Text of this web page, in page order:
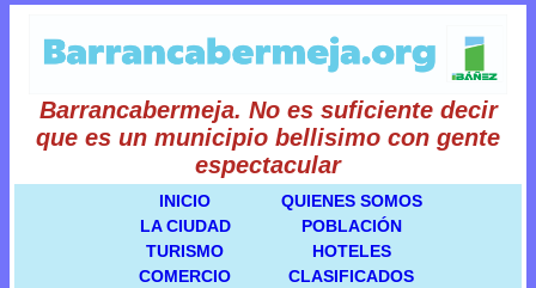
Barrancabermeja. No es suficiente decir
que es un municipio bellisimo con gente
espectacular
INICIO
QUIENES SOMOS
LA CIUDAD
POBLACIÓN
TURISMO
HOTELES
COMERCIO
CLASIFICADOS